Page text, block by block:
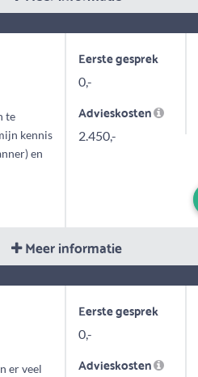
te
kennis
en
Eerste gesprek
0,-
Advieskosten
2.450,-
Meer informatie
er veel
Eerste gesprek
0,-
Advieskosten